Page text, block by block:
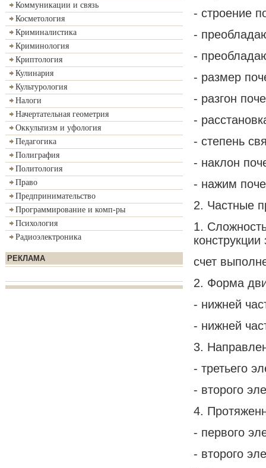
Коммуникации и связь
Косметология
Криминалистика
Криминология
Криптология
Кулинария
Культурология
Налоги
Начертательная геометрия
Оккультизм и уфология
Педагогика
Полиграфия
Политология
Право
Предпринимательство
Программирование и комп-ры
Психология
Радиоэлектроника
РЕКЛАМА
- строение
-
-
- размер
- разгон
-
- степень
- наклон
- нажим
2. Частные
1.
конструкции
счет
2. Форма
- нижней
- нижней
3.
- третьего
- второго
4.
- первого
- второго